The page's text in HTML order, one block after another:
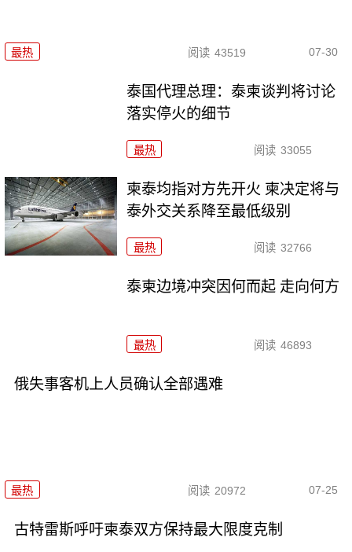
最热 阅读 43519 07-30
泰国代理总理：泰柬谈判将讨论
落实停火的细节
最热 阅读 33055
柬泰均指对方先开火 柬决定将与
泰外交关系降至最低级别
最热 阅读 32766
泰柬边境冲突因何而起 走向何方
最热 阅读 46893
俄失事客机上人员确认全部遇难
最热 阅读 20972 07-25
古特雷斯呼吁柬泰双方保持最大限度克制